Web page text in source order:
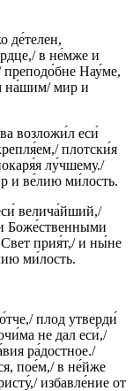
де́телен,
в не́мже и
преподо́бне Нау́ме,
на́шим/ мир и
возложи́л еси́
плотски́я
лу́чшему./
и ве́лию ми́лость.
велича́йший,/
Боже́ственными
прия́т,/ и ны́не
ми́лость.
плод утверди́
не дал еси́,/
ра́достное./
пое́м,/ в не́йже
избавле́ние от